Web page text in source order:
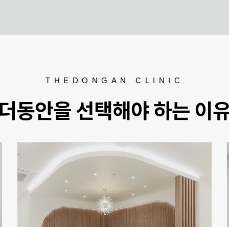
THEDONGAN CLINIC
더동안을 선택해야 하는 이